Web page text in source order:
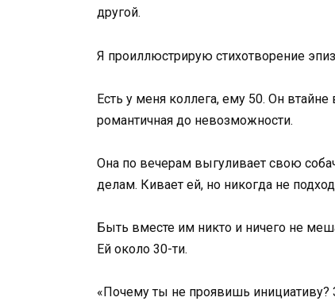
другой.
Я проиллюстрирую стихотворение
Есть у меня коллега, ему 50. Он
романтичная до невозможности.
Она по вечерам выгуливает свою
делам. Кивает ей, но никогда не
Быть вместе им никто и ничего не
Ей около 30-ти.
«Почему ты не проявишь инициативу?